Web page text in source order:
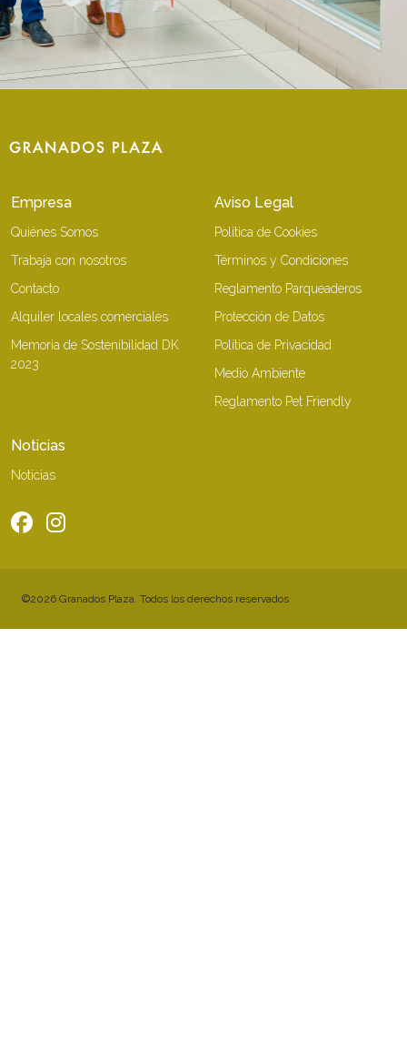
Empresa
Quiénes Somos
Trabaja con nosotros
Contacto
Alquiler locales comerciales
Memoria de Sostenibilidad DK
2023
Aviso Legal
Política de Cookies
Términos y Condiciones
Reglamento Parqueaderos
Protección de Datos
Política de Privacidad
Medio Ambiente
Reglamento Pet Friendly
Noticias
Noticias
©2026 Granados Plaza. Todos los derechos reservados